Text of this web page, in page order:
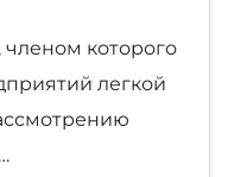
членом которого
легкой